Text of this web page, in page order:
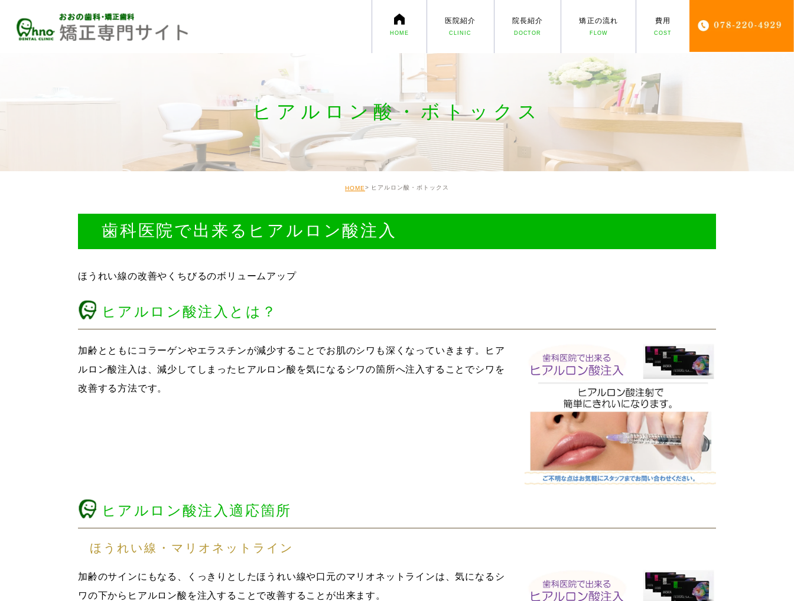
HOME
医院紹介
CLINIC
アクセス・診療時間
親御さまへ伝えたいこと
当院の歯列矯正
小児矯正
院長紹介
DOCTOR
矯正の流れ
FLOW
費用
COST
ヒアルロン酸・ボトックス
HOME ヒアルロン酸・ボトックス
歯科医院で出来るヒアルロン酸注入
ほうれい線の改善やくちびるのボリュームアップ
ヒアルロン酸注入とは？
加齢とともにコラーゲンやエラスチンが減少することでお肌のシワも深くなっていきます。ヒア
ルロン酸注入は、減少してしまったヒアルロン酸を気になるシワの箇所へ注入することでシワを
改善する方法です。
ヒアルロン酸注入適応箇所
ほうれい線・マリオネットライン
加齢のサインにもなる、くっきりとしたほうれい線や口元のマリオネットラインは、気になるシ
ワの下からヒアルロン酸を注入することで改善することが出来ます。